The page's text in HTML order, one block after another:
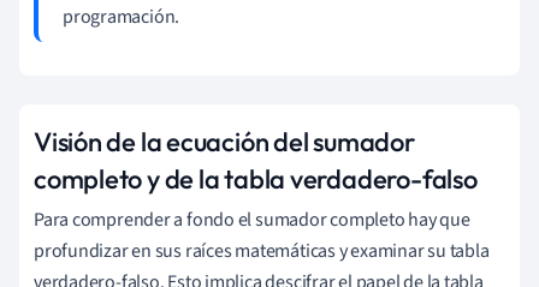
programación.
Visión de la ecuación del sumador
completo y de la tabla verdadero-falso
Para comprender a fondo el sumador completo hay que
profundizar en sus raíces matemáticas y examinar su tabla
verdadero-falso. Esto implica descifrar el papel de la tabla